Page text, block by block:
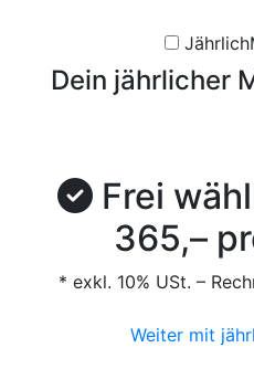
Jährlich
Dein jährlicher
Frei
365,–
* exkl. 10% USt. –
Weiter mit